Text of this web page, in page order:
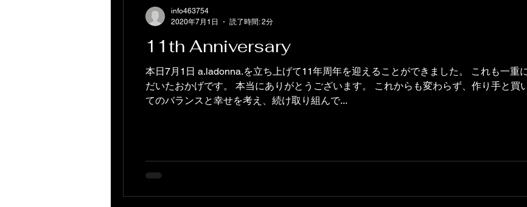
11th Anniversary
本日7月1日 a.ladonna.を立ち上げて11年周年を迎えることができました。 これも一重
だいたおかげです。 本当にありがとうございます。 これからも変わらず、作り手と買
てのバランスと幸せを考え、続け取り組んで...
info463754
2020年7月1日
読了時間: 2分